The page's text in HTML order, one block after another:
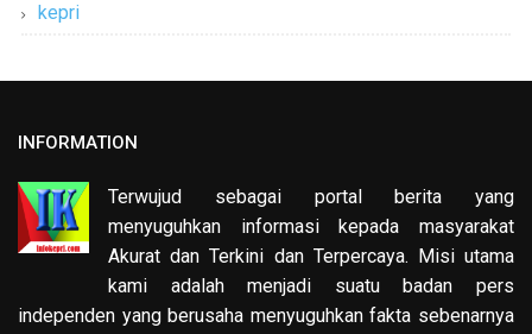
kepri
INFORMATION
Terwujud sebagai portal berita yang
menyuguhkan informasi kepada masyarakat
Akurat dan Terkini dan Terpercaya. Misi utama
kami adalah menjadi suatu badan pers
independen yang berusaha menyuguhkan fakta sebenarnya